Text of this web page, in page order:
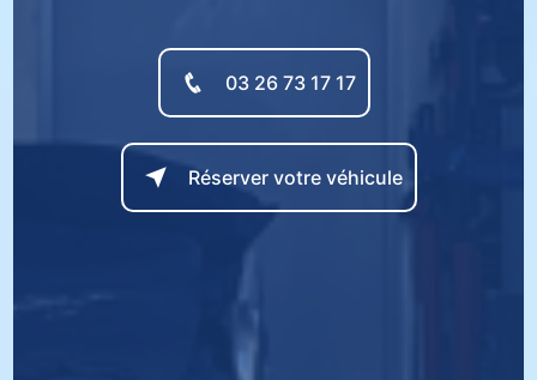
03 26 73 17 17
Réserver votre véhicule